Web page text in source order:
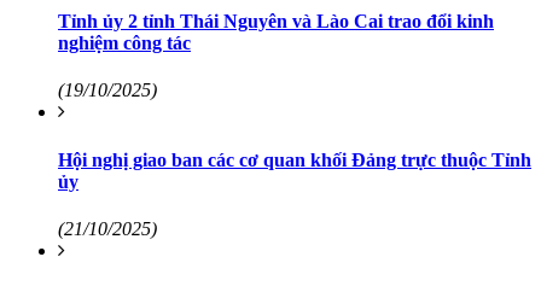
Tỉnh ủy 2 tỉnh Thái Nguyên và Lào Cai trao đổi kinh
nghiệm công tác
(19/10/2025)
Hội nghị giao ban các cơ quan khối Đảng trực thuộc Tỉnh
ủy
(21/10/2025)